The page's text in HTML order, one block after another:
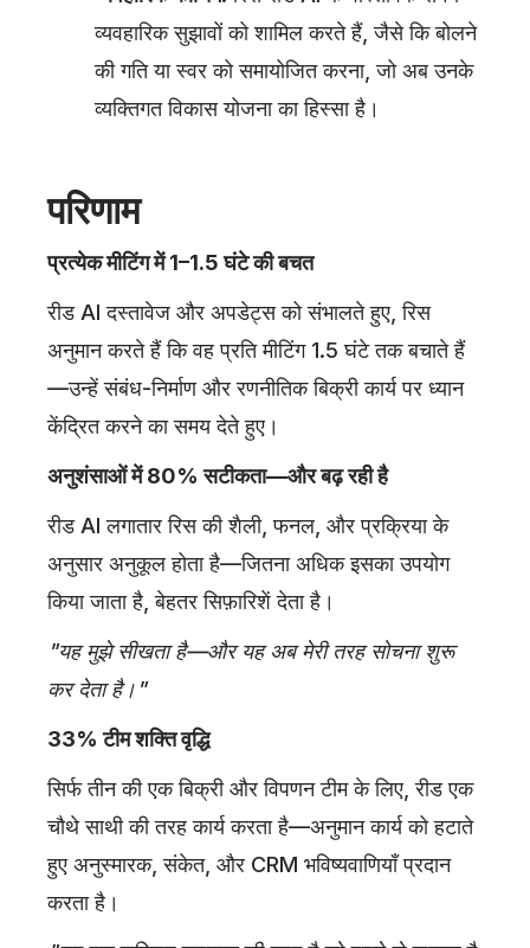
व्यवहारिक सुझावों को शामिल करते हैं, जैसे कि बोलने
की गति या स्वर को समायोजित करना, जो अब उनके
व्यक्तिगत विकास योजना का हिस्सा है।
परिणाम
प्रत्येक मीटिंग में 1–1.5 घंटे की बचत
रीड AI दस्तावेज और अपडेट्स को संभालते हुए, रिस
अनुमान करते हैं कि वह प्रति मीटिंग 1.5 घंटे तक बचाते हैं
—उन्हें संबंध-निर्माण और रणनीतिक बिक्री कार्य पर ध्यान
केंद्रित करने का समय देते हुए।
अनुशंसाओं में 80% सटीकता—और बढ़ रही है
रीड AI लगातार रिस की शैली, फनल, और प्रक्रिया के
अनुसार अनुकूल होता है—जितना अधिक इसका उपयोग
किया जाता है, बेहतर सिफ़ारिशें देता है।
"यह मुझे सीखता है—और यह अब मेरी तरह सोचना शुरू
कर देता है।"
33% टीम शक्ति वृद्धि
सिर्फ तीन की एक बिक्री और विपणन टीम के लिए, रीड एक
चौथे साथी की तरह कार्य करता है—अनुमान कार्य को हटाते
हुए अनुस्मारक, संकेत, और CRM भविष्यवाणियाँ प्रदान
करता है।